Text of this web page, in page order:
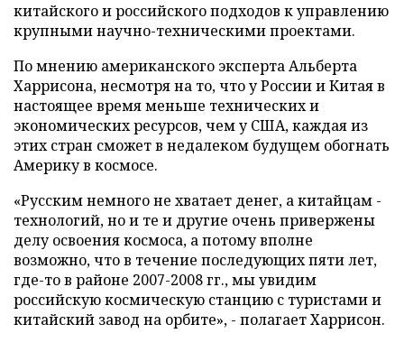
китайского и российского подходов к управлению
крупными научно-техническими проектами.
По мнению американского эксперта Альберта
Харрисона, несмотря на то, что у России и Китая в
настоящее время меньше технических и
экономических ресурсов, чем у США, каждая из
этих стран сможет в недалеком будущем обогнать
Америку в космосе.
«Русским немного не хватает денег, а китайцам -
технологий, но и те и другие очень привержены
делу освоения космоса, а потому вполне
возможно, что в течение последующих пяти лет,
где-то в районе 2007-2008 гг., мы увидим
российскую космическую станцию с туристами и
китайский завод на орбите», - полагает Харрисон.